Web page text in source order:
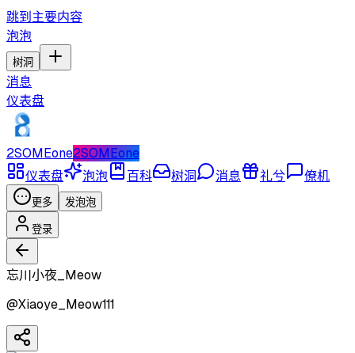
跳到主要内容
泡泡
树洞
消息
仪表盘
2SOMEone2SOMEone
仪表盘
泡泡 百科 树洞 消息 礼兮 僚机
更多 发泡泡
登录
忘川小夜_Meow
@Xiaoye_Meow111